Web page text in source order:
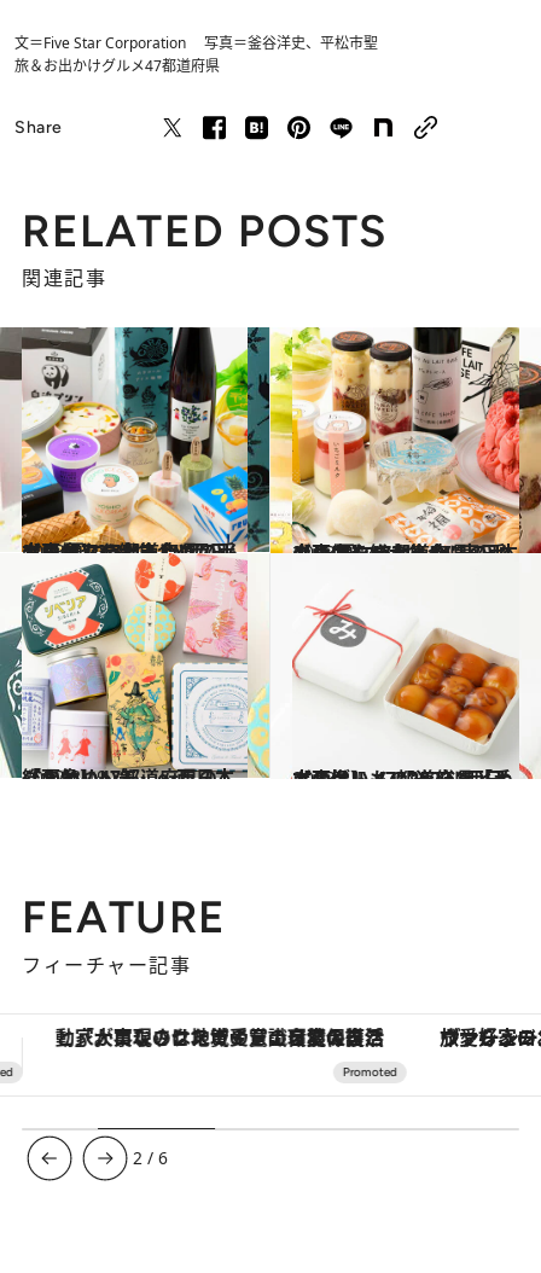
文＝Five Star Corporation 写真＝釜谷洋史、平松市聖
旅＆お出かけグルメ47都道府県
Share
RELATED POSTS
関連記事
2023.7.23
【画像】47都道府県の手土産 夏にうれしい！ ひんやりおやつ大集合 “西日本エリアを総まとめ”
グルメ 2023.7.14
【画像】47都道府県の手土産 夏にうれしい！ ひんやりおやつ大集合 “東日本エリアを総まとめ”
グルメ
2022.3.19
【画像】47都道府県の「かわいい缶」～西日本総まとめ～
グルメ 2023.1.5
【画像】 47都道府県「手土産グルメ」2023 “西日本の旨いもの”を総まとめ
グルメ
FEATURE
フィーチャー記事
ヴァシュロン・コンスタンタン「オーヴァーシーズ・オートマティック」。旅愛好家のお気に入りコレクションから、ジェンダーレスな新作が登場 【夏限定ディナーコース】旬を
3 /6